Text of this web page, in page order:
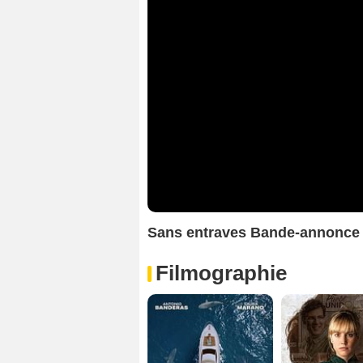
Sans entraves Bande-annonce
Filmographie